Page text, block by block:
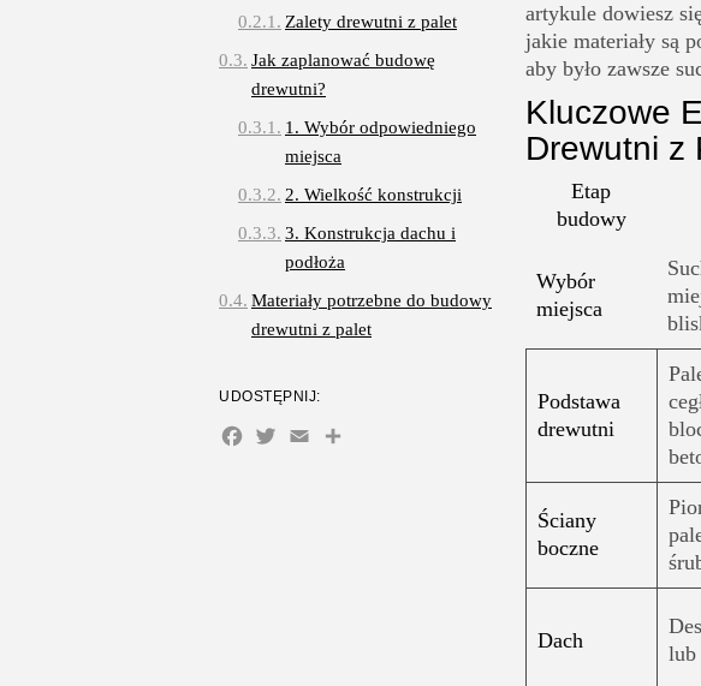
artykule dowiesz
jakie materiały są
aby było zawsze
Kluczowe
Drewutni z
Etap
budowy
Wybór
miejsca
Podstawa
drewutni
Ściany
boczne
Dach
lub
Zalety drewutni z palet
Jak zaplanować budowę
drewutni?
1. Wybór odpowiedniego
miejsca
2. Wielkość konstrukcji
3. Konstrukcja dachu i
podłoża
Materiały potrzebne do budowy
drewutni z palet
drewutni z palet
1. Przygotowanie palet i
UDOSTĘPNIJ:
Facebook
Twitter
EmailShare